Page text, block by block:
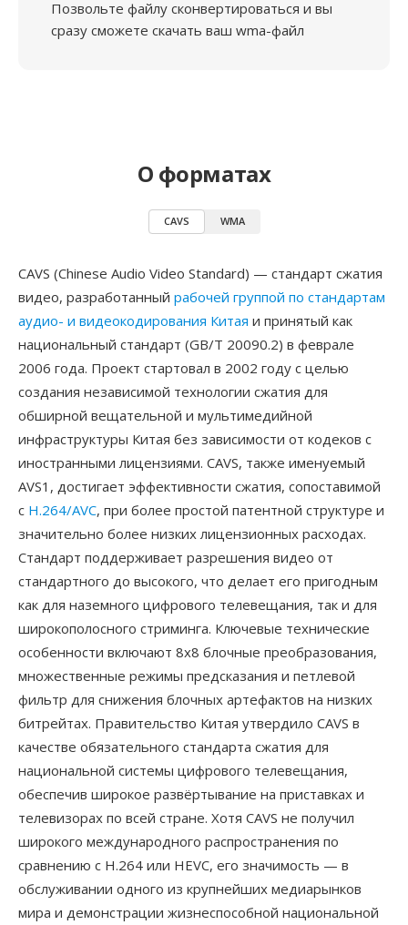
Позвольте файлу сконвертироваться и вы
сразу сможете скачать ваш wma-файл
О форматах
CAVS WMA
CAVS (Chinese Audio Video Standard) — стандарт сжатия
видео, разработанный рабочей группой по стандартам
аудио- и видеокодирования Китая и принятый как
национальный стандарт (GB/T 20090.2) в феврале
2006 года. Проект стартовал в 2002 году с целью
создания независимой технологии сжатия для
обширной вещательной и мультимедийной
инфраструктуры Китая без зависимости от кодеков с
иностранными лицензиями. CAVS, также именуемый
AVS1, достигает эффективности сжатия, сопоставимой
с H.264/AVC, при более простой патентной структуре и
значительно более низких лицензионных расходах.
Стандарт поддерживает разрешения видео от
стандартного до высокого, что делает его пригодным
как для наземного цифрового телевещания, так и для
широкополосного стриминга. Ключевые технические
особенности включают 8x8 блочные преобразования,
множественные режимы предсказания и петлевой
фильтр для снижения блочных артефактов на низких
битрейтах. Правительство Китая утвердило CAVS в
качестве обязательного стандарта сжатия для
национальной системы цифрового телевещания,
обеспечив широкое развёртывание на приставках и
телевизорах по всей стране. Хотя CAVS не получил
широкого международного распространения по
сравнению с H.264 или HEVC, его значимость — в
обслуживании одного из крупнейших медиарынков
мира и демонстрации жизнеспособной национальной